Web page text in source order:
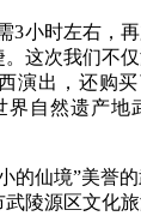
小时左右，再
这次我们不
演出，还购买
界自然遗产地
仙境”美誉的
陵源区文化